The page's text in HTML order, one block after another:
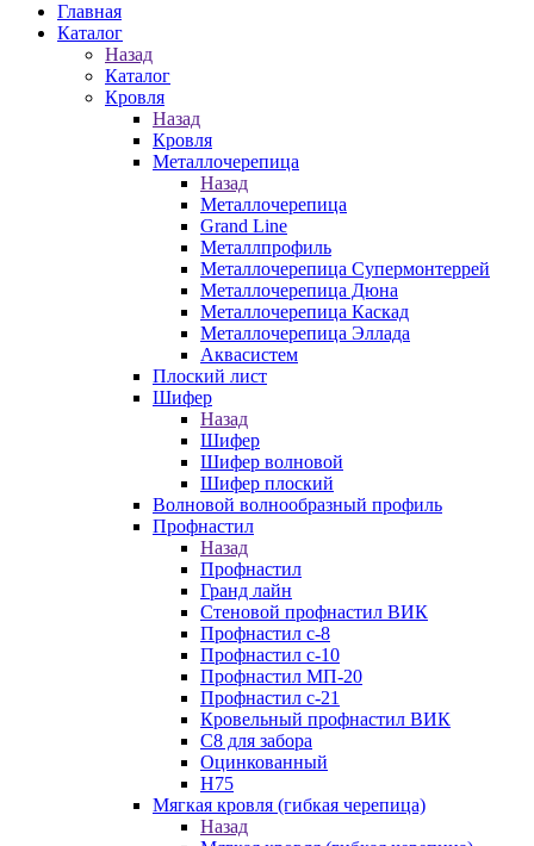
Главная
Каталог
Назад
Каталог
Кровля
Назад
Кровля
Металлочерепица
Назад
Металлочерепица
Grand Line
Металлпрофиль
Металлочерепица Супермонтеррей
Металлочерепица Дюна
Металлочерепица Каскад
Металлочерепица Эллада
Аквасистем
Плоский лист
Шифер
Назад
Шифер
Шифер волновой
Шифер плоский
Волновой волнообразный профиль
Профнастил
Назад
Профнастил
Гранд лайн
Стеновой профнастил ВИК
Профнастил с-8
Профнастил с-10
Профнастил МП-20
Профнастил с-21
Кровельный профнастил ВИК
С8 для забора
Оцинкованный
Н75
Мягкая кровля (гибкая черепица)
Назад